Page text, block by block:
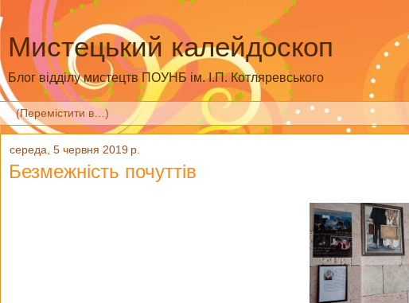
Мистецький калейдоскоп
Блог відділу мистецтв ПОУНБ ім. І.П. Котляревського
середа, 5 червня 2019 р.
Безмежність почуттів